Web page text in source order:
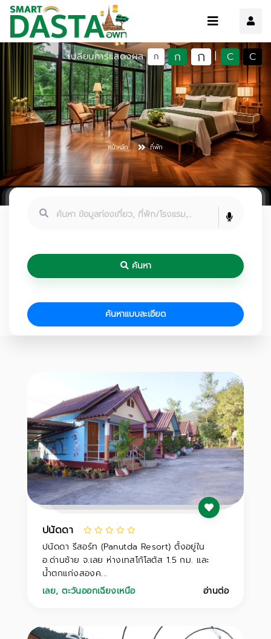
เปลี่ยนการแสดงผล ก ก ก C C
หน้าหลัก ที่พัก
ค้นหา
ค้นหาแบบละเอียด
ปนัดดา
ปนัดดา รีสอร์ท (Panutda Resort) ตั้งอยู่ใน
อ.ด่านซ้าย จ.เลย ห่างเทสโก้โลตัส 1.5 กม. และ
น้ำตกแก่งสองค...
เลย,ตะวันออกเฉียงเหนือ อ่านต่อ